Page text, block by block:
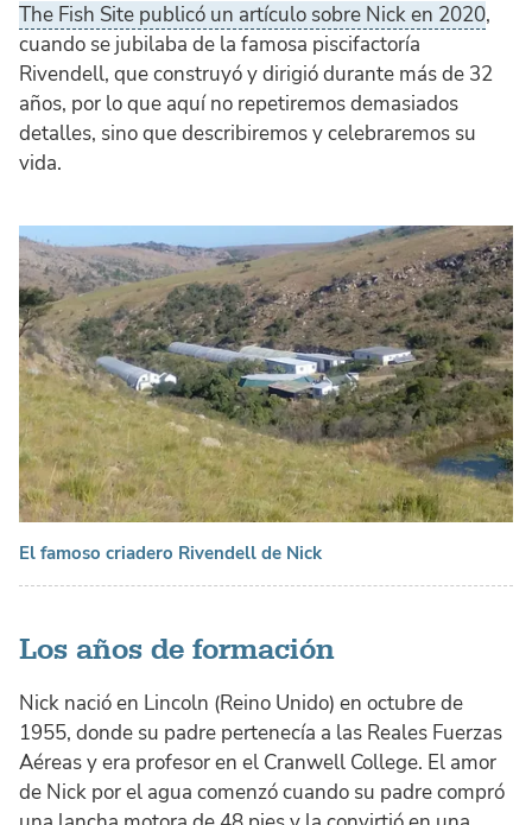
The Fish Site publicó un artículo sobre Nick en 2020,
cuando se jubilaba de la famosa piscifactoría
Rivendell, que construyó y dirigió durante más de 32
años, por lo que aquí no repetiremos demasiados
detalles, sino que describiremos y celebraremos su
vida.
El famoso criadero Rivendell de Nick
Los años de formación
Nick nació en Lincoln (Reino Unido) en octubre de
1955, donde su padre pertenecía a las Reales Fuerzas
Aéreas y era profesor en el Cranwell College. El amor
de Nick por el agua comenzó cuando su padre compró